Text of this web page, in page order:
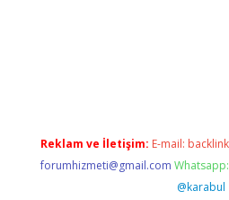
Reklam ve İletişim: E-mail:
forumhizmeti@gmail.com
@karabul